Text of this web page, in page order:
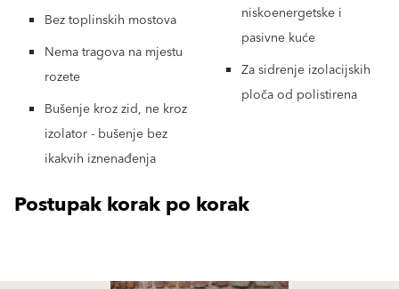
Bez toplinskih mostova
Nema tragova na mjestu
rozete
Bušenje kroz zid, ne kroz
izolator - bušenje bez
ikakvih iznenađenja
niskoenergetske i
pasivne kuće
Za sidrenje izolacijskih
ploča od polistirena
Postupak korak po korak